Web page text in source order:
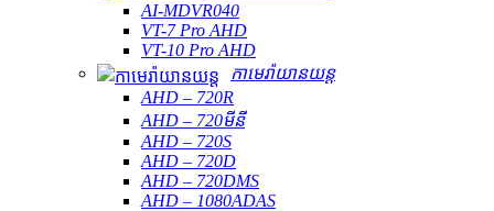
AI-MDVR040
VT-7 Pro AHD
VT-10 Pro AHD
កាមេរ៉ាយានយន្ត
AHD – 720R
AHD – 720មីនី
AHD – 720S
AHD – 720D
AHD – 720DMS
AHD – 1080ADAS